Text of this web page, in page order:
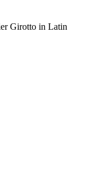
Girotto in Latin